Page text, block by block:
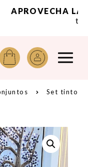
de temporada por
Set tinto